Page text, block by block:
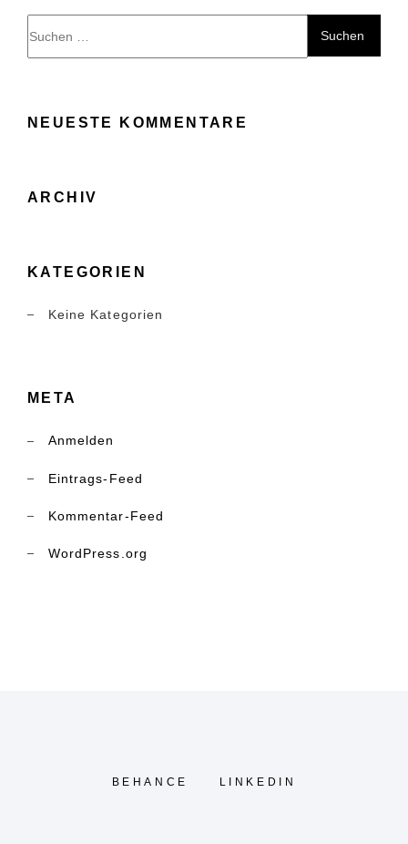
NEUESTE KOMMENTARE
ARCHIV
KATEGORIEN
Keine Kategorien
META
Anmelden
Eintrags-Feed
Kommentar-Feed
WordPress.org
BEHANCE LINKEDIN